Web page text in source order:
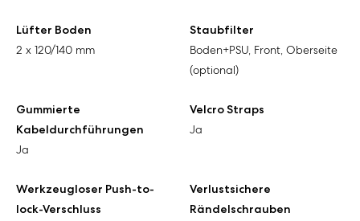
Lüfter Boden
2 x 120/140 mm
Staubfilter
Boden+PSU, Front, Oberseite
(optional)
Gummierte
Kabeldurchführungen
Ja
Velcro Straps
Ja
Werkzeugloser Push-to-
lock-Verschluss
Verlustsichere
Rändelschrauben